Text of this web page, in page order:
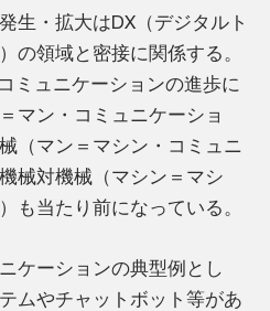
生・拡大はDX（デジタルト
の領域と密接に関係する。
ミュニケーションの進歩に
マン・コミュニケーショ
（マン＝マシン・コミュニ
械対機械（マシン＝マシ
も当たり前になっている。
ケーションの典型例とし
ムやチャットボット等があ